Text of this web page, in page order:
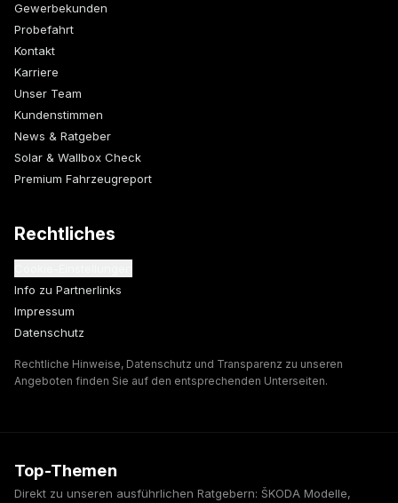
Gewerbekunden
Probefahrt
Kontakt
Karriere
Unser Team
Kundenstimmen
News & Ratgeber
Solar & Wallbox Check
Premium Fahrzeugreport
Rechtliches
Info zu Partnerlinks
Impressum
Datenschutz
Rechtliche Hinweise, Datenschutz und Transparenz zu unseren
Angeboten finden Sie auf den entsprechenden Unterseiten.
Top-Themen
Direkt zu unseren ausführlichen Ratgebern: ŠKODA Modelle,